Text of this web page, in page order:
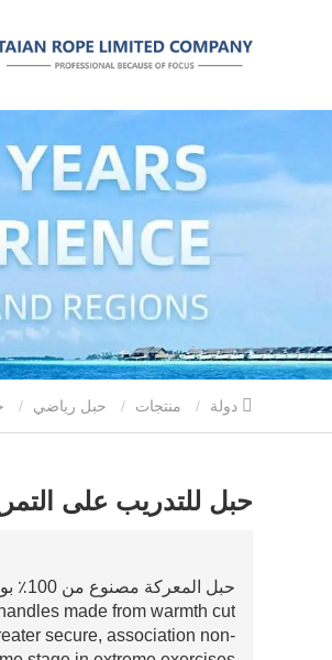
منتجات حبل رياضي
حبل للتدريب على
حبل المعركة مصنوع من 100٪ بولي داكرون مع الدفاعي الأكمام النايلون إلى stop ||| الحفاظ على |||
made from warmth cut
secure, association non-